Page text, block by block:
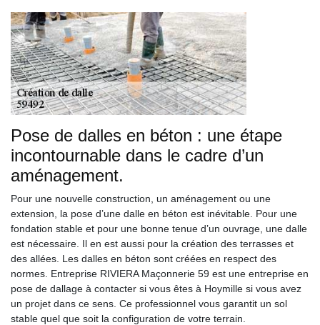
Pose de dalles en béton : une étape
incontournable dans le cadre d’un
aménagement.
Pour une nouvelle construction, un aménagement ou une
extension, la pose d’une dalle en béton est inévitable. Pour une
fondation stable et pour une bonne tenue d’un ouvrage, une dalle
est nécessaire. Il en est aussi pour la création des terrasses et
des allées. Les dalles en béton sont créées en respect des
normes. Entreprise RIVIERA Maçonnerie 59 est une entreprise en
pose de dallage à contacter si vous êtes à Hoymille si vous avez
un projet dans ce sens. Ce professionnel vous garantit un sol
stable quel que soit la configuration de votre terrain.